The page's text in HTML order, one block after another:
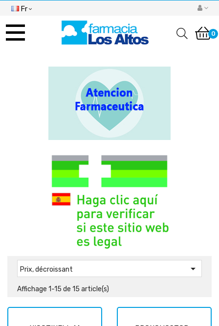
Fr
Basculer
navigation
0
Prix, décroissant 
Affichage 1-15 de 15 article(s)